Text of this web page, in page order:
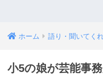
ホーム 語り・聞いてく
小5の娘が芸能事